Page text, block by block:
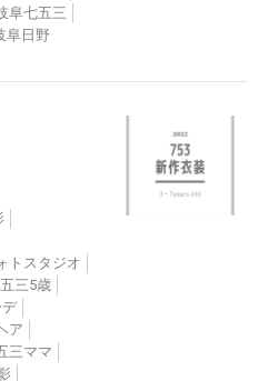
阜七五三
阜日野
トスタジオ
三5歳
ア
三ママ